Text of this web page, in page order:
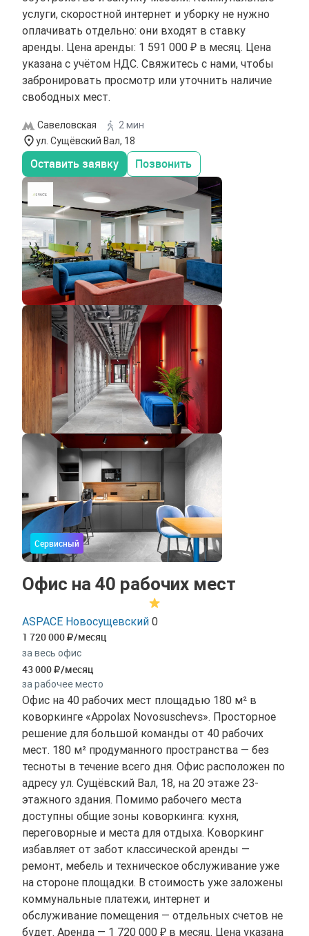
услуги, скоростной интернет и уборку не нужно
оплачивать отдельно: они входят в ставку
аренды. Цена аренды: 1 591 000 ₽ в месяц. Цена
указана с учётом НДС. Свяжитесь с нами, чтобы
забронировать просмотр или уточнить наличие
свободных мест.
Савеловская
2 мин
ул. Сущёвский Вал, 18
Оставить заявку Позвонить
Сервисный
Офис на 40 рабочих мест
ASPACE Новосущевский 0
1 720 000 /месяц
за весь офис
43 000 /месяц
за рабочее место
Офис на 40 рабочих мест площадью 180 м² в
коворкинге «Appolax Novosuschevs». Просторное
решение для большой команды от 40 рабочих
мест. 180 м² продуманного пространства — без
тесноты в течение всего дня. Офис расположен по
адресу ул. Сущёвский Вал, 18, на 20 этаже 23-
этажного здания. Помимо рабочего места
доступны общие зоны коворкинга: кухня,
переговорные и места для отдыха. Коворкинг
избавляет от забот классической аренды —
ремонт, мебель и техническое обслуживание уже
на стороне площадки. В стоимость уже заложены
коммунальные платежи, интернет и
обслуживание помещения — отдельных счетов не
будет. Аренда — 1 720 000 ₽ в месяц. Цена указана